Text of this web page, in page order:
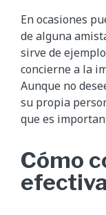
En ocasiones
de alguna
sirve de
concierne a la
Aunque no
su propia
que es
Cómo